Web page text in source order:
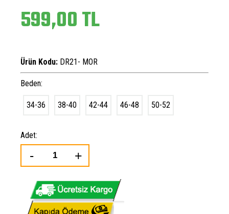
599,00 TL
Ürün Kodu: DR21- MOR
Beden:
34-36 38-40 42-44 46-48 50-52
Adet: